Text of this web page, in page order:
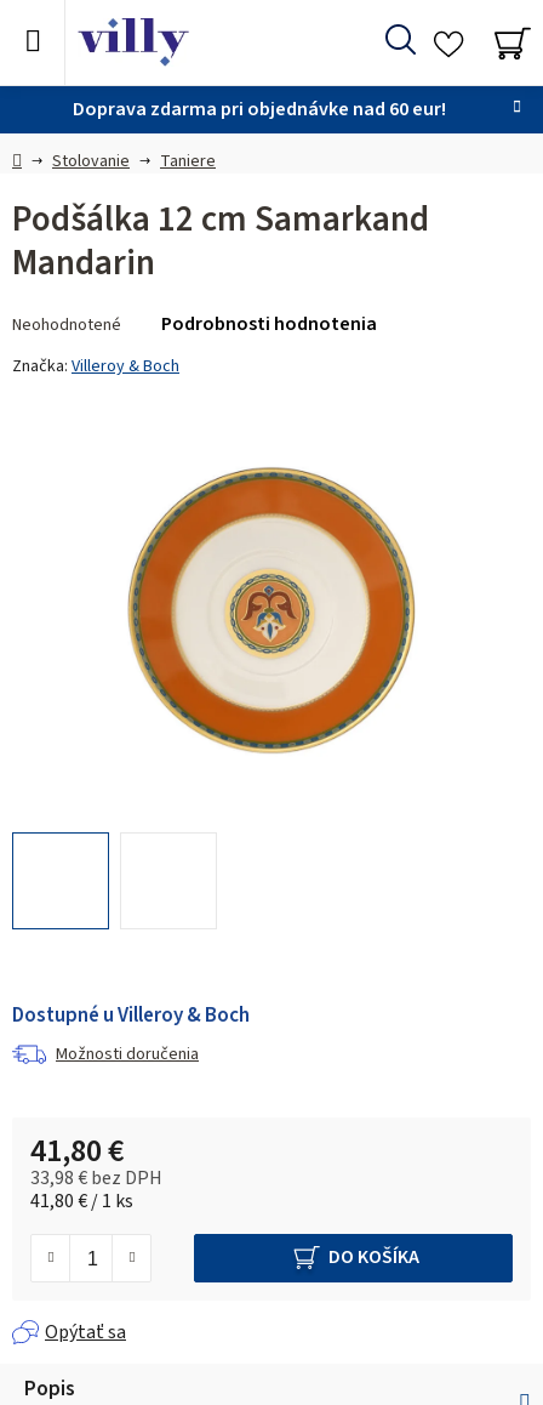
Doprava zdarma pri objednávke nad 60 eur!
Hľadať
DomovStolovanie Taniere
Dostupné u Villeroy & Boch
Možnosti doručenia
41,80 €
33,98 € bez DPH
Jednotková cena:
41,80 € / 1 ks
DO KOŠÍKA
Opýtať sa
Podšálka 12 cm Samarkand
Mandarin
hodnotenie
produktu
Neohodnotené Podrobnosti hodnotenia
Značka: Villeroy & Boch
Popis